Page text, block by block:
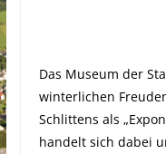
Das Museum der
winterlichen
Schlittens als
handelt sich dabei